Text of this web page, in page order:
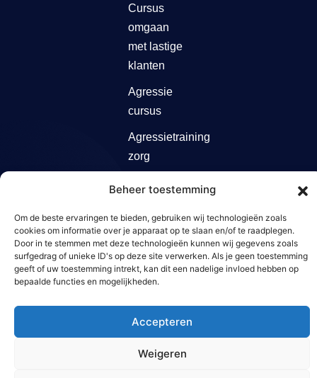
Beheer toestemming
Om de beste ervaringen te bieden, gebruiken wij technologieën zoals
cookies om informatie over je apparaat op te slaan en/of te raadplegen.
Door in te stemmen met deze technologieën kunnen wij gegevens zoals
surfgedrag of unieke ID's op deze site verwerken. Als je geen toestemming
geeft of uw toestemming intrekt, kan dit een nadelige invloed hebben op
bepaalde functies en mogelijkheden.
Accepteren
Weigeren
Cursus
omgaan
met lastige
klanten
Agressie
cursus
Agressietraining
zorg
© 2025 Act Professionals –
Alle rechten voorbehouden.
Website gemaakt door
Arkdesign.nl